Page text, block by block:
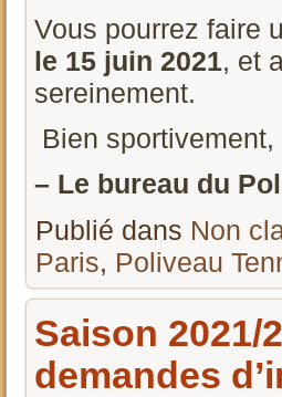
Vous pourrez faire
le 15 juin 2021, et
sereinement.
Bien sportivement,
– Le bureau du
Publié dans Non
Paris, Poliveau
Saison 2021/
demandes